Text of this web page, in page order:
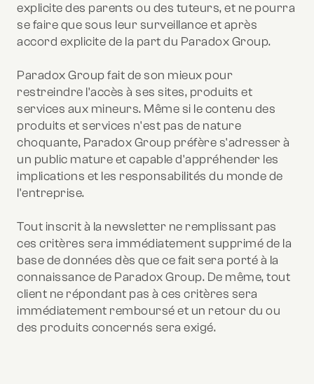
explicite des parents ou des tuteurs, et ne pourra
se faire que sous leur surveillance et après
accord explicite de la part du Paradox Group.
Paradox Group fait de son mieux pour
restreindre l'accès à ses sites, produits et
services aux mineurs. Même si le contenu des
produits et services n'est pas de nature
choquante, Paradox Group préfère s'adresser à
un public mature et capable d'appréhender les
implications et les responsabilités du monde de
l'entreprise.
Tout inscrit à la newsletter ne remplissant pas
ces critères sera immédiatement supprimé de la
base de données dès que ce fait sera porté à la
connaissance de Paradox Group. De même, tout
client ne répondant pas à ces critères sera
immédiatement remboursé et un retour du ou
des produits concernés sera exigé.